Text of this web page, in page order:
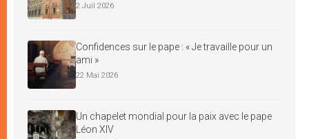
2 Juil 2026
Confidences sur le pape : « Je travaille pour un
ami »
22 Mai 2026
Un chapelet mondial pour la paix avec le pape
Léon XIV